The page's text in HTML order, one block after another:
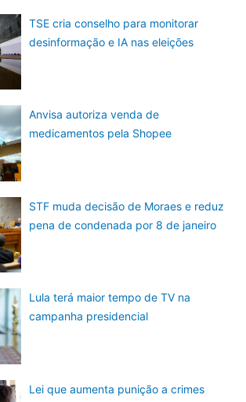
TSE cria conselho para monitorar
desinformação e IA nas eleições
Anvisa autoriza venda de
medicamentos pela Shopee
STF muda decisão de Moraes e reduz
pena de condenada por 8 de janeiro
Lula terá maior tempo de TV na
campanha presidencial
Lei que aumenta punição a crimes